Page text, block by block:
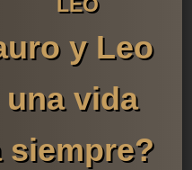
LEO
y Leo
vida
siempre?